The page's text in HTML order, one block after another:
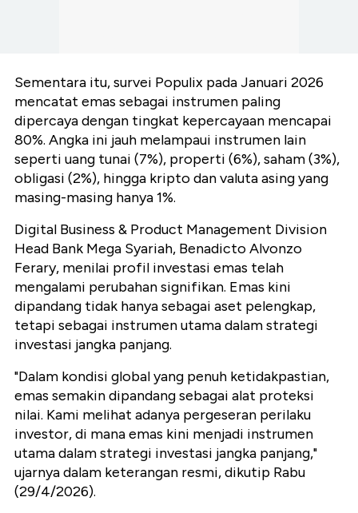
Sementara itu, survei Populix pada Januari 2026
mencatat emas sebagai instrumen paling
dipercaya dengan tingkat kepercayaan mencapai
80%. Angka ini jauh melampaui instrumen lain
seperti uang tunai (7%), properti (6%), saham (3%),
obligasi (2%), hingga kripto dan valuta asing yang
masing-masing hanya 1%.
Digital Business & Product Management Division
Head Bank Mega Syariah, Benadicto Alvonzo
Ferary, menilai profil investasi emas telah
mengalami perubahan signifikan. Emas kini
dipandang tidak hanya sebagai aset pelengkap,
tetapi sebagai instrumen utama dalam strategi
investasi jangka panjang.
"Dalam kondisi global yang penuh ketidakpastian,
emas semakin dipandang sebagai alat proteksi
nilai. Kami melihat adanya pergeseran perilaku
investor, di mana emas kini menjadi instrumen
utama dalam strategi investasi jangka panjang,"
ujarnya dalam keterangan resmi, dikutip Rabu
(29/4/2026).